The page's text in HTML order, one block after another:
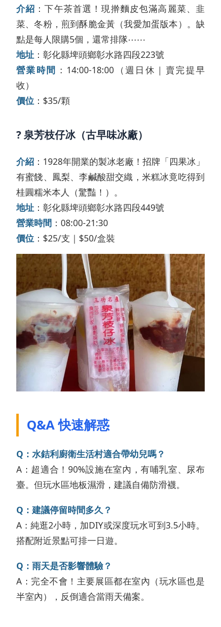
介紹 ：下午茶首選！現擀麵皮包滿高麗菜、韭
菜、冬粉，煎到酥脆金黃（我愛加蛋版本）。缺
點是每人限購5個，還常排隊⋯⋯
地址 ：彰化縣埤頭鄉彰水路四段223號
營業時間 ：14:00-18:00（週日休｜賣完提早
收）
價位 ：$35/顆
? 泉芳枝仔冰（古早味冰廠）
介紹 ：1928年開業的製冰老廠！招牌「四果冰」
有蜜餞、鳳梨、李鹹酸甜交織，米糕冰竟吃得到
桂圓糯米本人（驚豔！）。
地址 ：彰化縣埤頭鄉彰水路四段449號
營業時間 ：08:00-21:30
價位 ：$25/支｜$50/盒裝
Q&A 快速解惑
Q：水銡利廚衛生活村適合帶幼兒嗎？
A：超適合！90%設施在室內，有哺乳室、尿布
臺。但玩水區地板濕滑，建議自備防滑襪。
Q：建議停留時間多久？
A：純逛2小時，加DIY或深度玩水可到3.5小時。
搭配附近景點可排一日遊。
Q：雨天是否影響體驗？
A：完全不會！主要展區都在室內（玩水區也是
半室內），反倒適合當雨天備案。